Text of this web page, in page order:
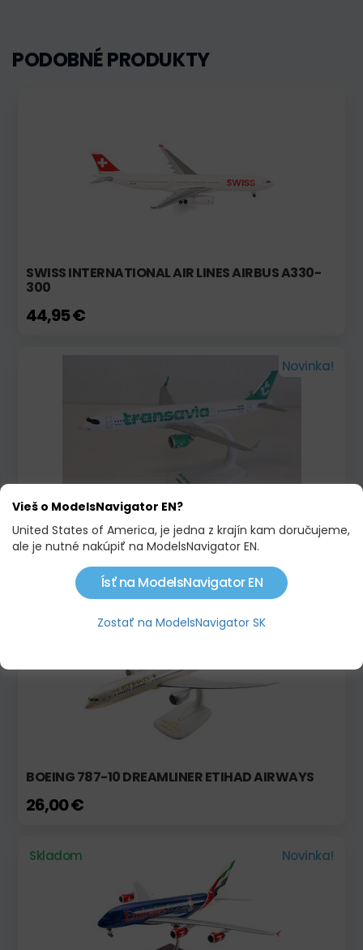
PODOBNÉ PRODUKTY
SWISS INTERNATIONAL AIR LINES AIRBUS A330-
300
44,95 €
Novinka!
AIRBUS A321NEO TRANSAVIA
22,90 €
BOEING 787-10 DREAMLINER ETIHAD AIRWAYS
26,00 €
Skladom Novinka!
Vieš o ModelsNavigator EN?
United States of America, je jedna z krajín kam doručujeme,
ale je nutné nakúpiť na ModelsNavigator EN.
Ísť na ModelsNavigator EN
Zostať na ModelsNavigator SK